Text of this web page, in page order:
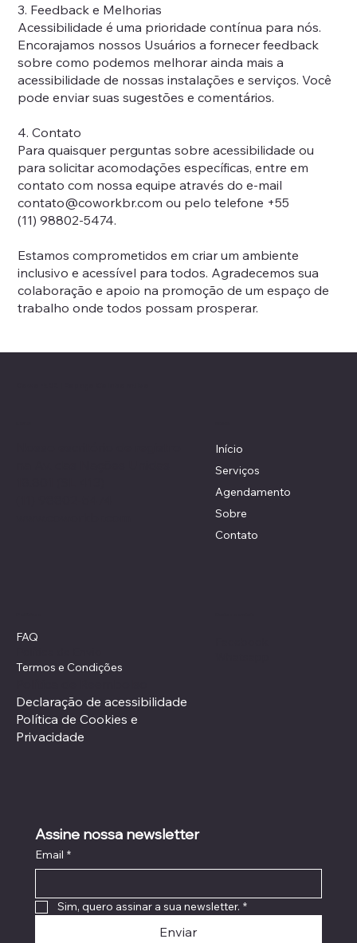
3. Feedback e Melhorias
Acessibilidade é uma prioridade contínua para nós.
Encorajamos nossos Usuários a fornecer feedback
sobre como podemos melhorar ainda mais a
acessibilidade de nossas instalações e serviços. Você
pode enviar suas sugestões e comentários.
4. Contato
Para quaisquer perguntas sobre acessibilidade ou
para solicitar acomodações específicas, entre em
contato com nossa equipe através do e-mail
contato@coworkbr.com ou pelo telefone +55
(11) 98802-5474.
Estamos comprometidos em criar um ambiente
inclusivo e acessível para todos. Agradecemos sua
colaboração e apoio na promoção de um espaço de
trabalho onde todos possam prosperar.
Início
Serviços
Agendamento
Sobre
Contato
FAQ
Termos e Condições
Declaração de acessibilidade
Política de Cookies e
Privacidade
Assine nossa newsletter
Email *
Sim, quero assinar a sua newsletter. *
Enviar